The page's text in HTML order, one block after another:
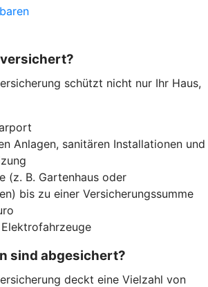
schützt nicht nur Ihr Haus,
Anlagen, sanitären Installationen und
(z. B. Gartenhaus oder
bis zu einer Versicherungssumme
sind abgesichert?
deckt eine Vielzahl von